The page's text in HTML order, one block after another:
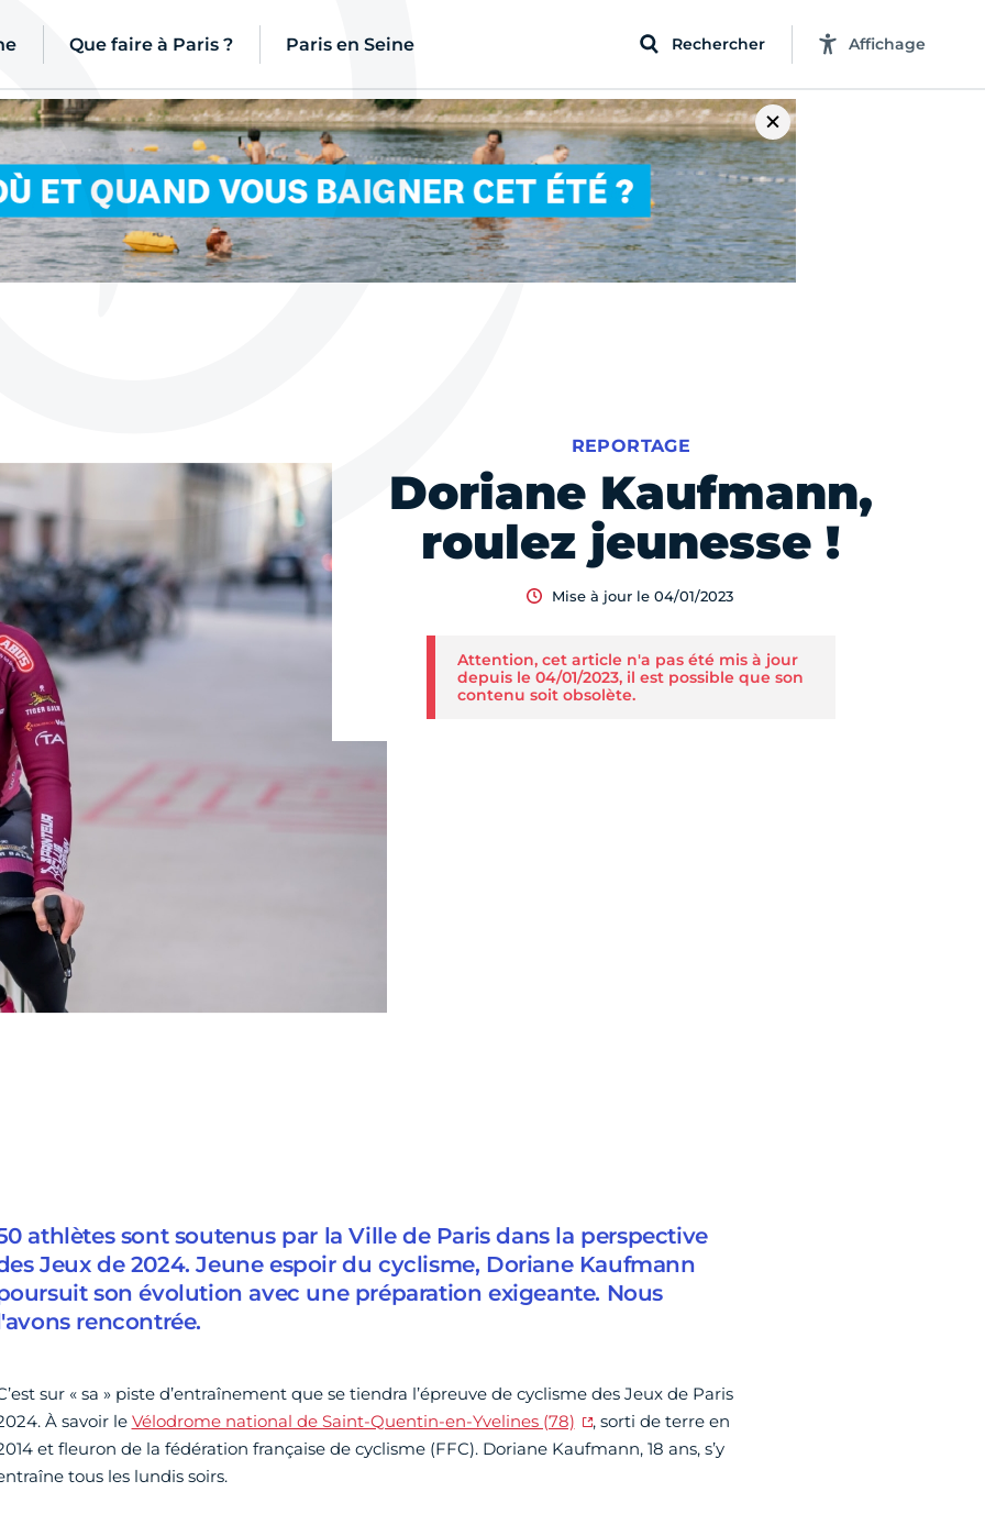
Que faire à Paris ? Paris en Seine Rechercher Affichage
Doriane Kaufmann,
roulez jeunesse !
REPORTAGE
Mise à jour le 04/01/2023
Attention, cet article n'a pas été mis à jour
depuis le 04/01/2023, il est possible que son
contenu soit obsolète.
athlètes sont soutenus par la Ville de Paris dans la perspective
Jeux de 2024. Jeune espoir du cyclisme, Doriane Kaufmann
son évolution avec une préparation exigeante. Nous
rencontrée.
sur « sa » piste d’entraînement que se tiendra l’épreuve de cyclisme des Jeux de Paris
À savoir le Vélodrome national de Saint-Quentin-en-Yvelines (78)
, sorti de terre en
et fleuron de la fédération française de cyclisme (FFC). Doriane Kaufmann, 18 ans, s’y
tous les lundis soirs.